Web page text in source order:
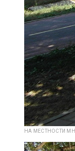
НА МЕСТНОСТИ